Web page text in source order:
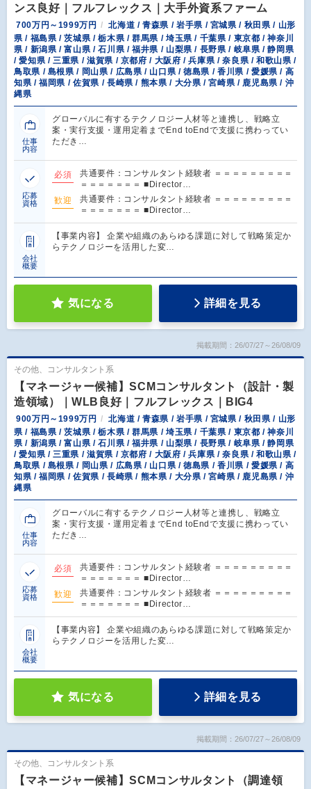
ンス良好｜フルフレックス｜大手外資系ファーム
700万円～1999万円
北海道 / 青森県 / 岩手県 / 宮城県 / 秋田県 / 山形
県 / 福島県 / 茨城県 / 栃木県 / 群馬県 / 埼玉県 / 千葉県 / 東京都 / 神奈川
県 / 新潟県 / 富山県 / 石川県 / 福井県 / 山梨県 / 長野県 / 岐阜県 / 静岡県
/ 愛知県 / 三重県 / 滋賀県 / 京都府 / 大阪府 / 兵庫県 / 奈良県 / 和歌山県 /
鳥取県 / 島根県 / 岡山県 / 広島県 / 山口県 / 徳島県 / 香川県 / 愛媛県 / 高
知県 / 福岡県 / 佐賀県 / 長崎県 / 熊本県 / 大分県 / 宮崎県 / 鹿児島県 / 沖
縄県
仕事
内容
グローバルに有するテクノロジー人材等と連携し、戦略立
案・実行支援・運用定着までEnd toEndで支援に携わってい
ただき…
応募
資格
必須
共通要件：コンサルタント経験者 ＝＝＝＝＝＝＝＝＝
＝＝＝＝＝＝＝ ■Director…
歓迎
共通要件：コンサルタント経験者 ＝＝＝＝＝＝＝＝＝
＝＝＝＝＝＝＝ ■Director…
会社
概要
【事業内容】 企業や組織のあらゆる課題に対して戦略策定か
らテクノロジーを活用した変…
気になる 詳細を見る
掲載期間：26/07/27～26/08/09
その他、コンサルタント系
【マネージャー候補】SCMコンサルタント（設計・製
造領域）｜WLB良好｜フルフレックス｜BIG4
900万円～1999万円
北海道 / 青森県 / 岩手県 / 宮城県 / 秋田県 / 山形
県 / 福島県 / 茨城県 / 栃木県 / 群馬県 / 埼玉県 / 千葉県 / 東京都 / 神奈川
県 / 新潟県 / 富山県 / 石川県 / 福井県 / 山梨県 / 長野県 / 岐阜県 / 静岡県
/ 愛知県 / 三重県 / 滋賀県 / 京都府 / 大阪府 / 兵庫県 / 奈良県 / 和歌山県 /
鳥取県 / 島根県 / 岡山県 / 広島県 / 山口県 / 徳島県 / 香川県 / 愛媛県 / 高
知県 / 福岡県 / 佐賀県 / 長崎県 / 熊本県 / 大分県 / 宮崎県 / 鹿児島県 / 沖
縄県
仕事
内容
グローバルに有するテクノロジー人材等と連携し、戦略立
案・実行支援・運用定着までEnd toEndで支援に携わってい
ただき…
応募
資格
必須
共通要件：コンサルタント経験者 ＝＝＝＝＝＝＝＝＝
＝＝＝＝＝＝＝ ■Director…
歓迎
共通要件：コンサルタント経験者 ＝＝＝＝＝＝＝＝＝
＝＝＝＝＝＝＝ ■Director…
会社
概要
【事業内容】 企業や組織のあらゆる課題に対して戦略策定か
らテクノロジーを活用した変…
気になる 詳細を見る
掲載期間：26/07/27～26/08/09
その他、コンサルタント系
【マネージャー候補】SCMコンサルタント（調達領